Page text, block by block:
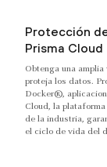
Protección
Prisma Cloud
Obtenga una
proteja los datos.
Docker®,
Cloud, la
de la industria,
el ciclo de vida del